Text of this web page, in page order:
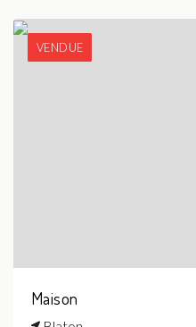
VENDUE
Maison